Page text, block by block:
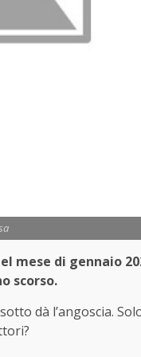
di gennaio
scorso.
dà l’angoscia.